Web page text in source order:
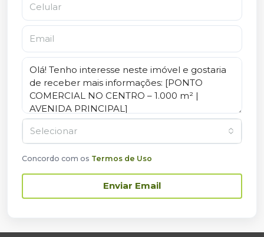
Selecionar
Concordo com os Termos de Uso
Enviar Email